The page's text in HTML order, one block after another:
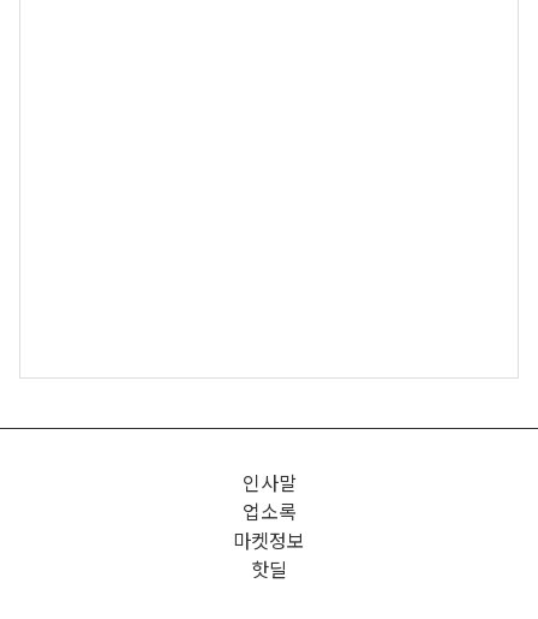
인사말
업소록
마켓정보
핫딜